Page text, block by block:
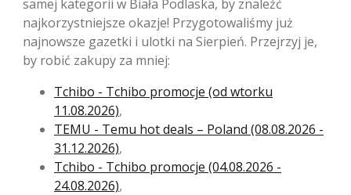
samej kategorii w Biała Podlaska, by znaleźć
najkorzystniejsze okazje! Przygotowaliśmy już
najnowsze gazetki i ulotki na Sierpień. Przejrzyj je,
by robić zakupy za mniej:
Tchibo - Tchibo promocje (od wtorku
11.08.2026),
TEMU - Temu hot deals – Poland (08.08.2026 -
31.12.2026),
Tchibo - Tchibo promocje (04.08.2026 -
24.08.2026),